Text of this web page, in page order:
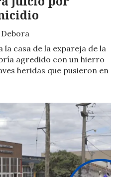
Debora
casa de la expareja de la
agredido con un hierro
heridas que pusieron en